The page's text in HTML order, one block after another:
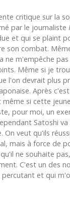
critique sur la
par le journaliste
et qui se plaint
son combat.
ne m'empêche
Même si je
l'on devrait plus
Après
si cette
pour moi, un
Satoshi
On veut qu'ils
mais à force de
ne souhaite
C'est un des
et qui